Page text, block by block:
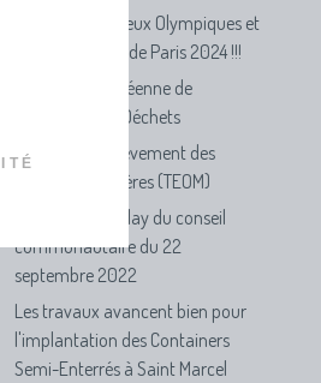
Participe aux Jeux Olympiques et
Paralympiques de Paris 2024 !!!
Semaine Européenne de
Réduction des Déchets
FAQ Taxe d'Enlèvement des
Ordures Ménagères (TEOM)
Visionnez le replay du conseil
communautaire du 22
septembre 2022
Les travaux avancent bien pour
l'implantation des Containers
Semi-Enterrés à Saint Marcel